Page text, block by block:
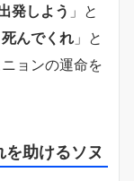
発しよう 」と
んでくれ 」と
ョンの運命を
助けるソヌ